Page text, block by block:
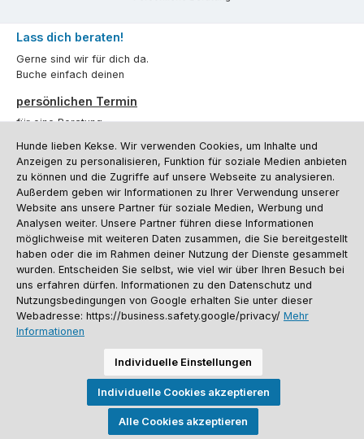
Lass dich beraten!
Gerne sind wir für dich da.
Buche einfach deinen
persönlichen Termin
für eine Beratung.
Oder über unserKontaktformular.
Vertrag widerrufen
Kundenservice
Informationen
Social Media und Kontakt
Versandinformationen
Batterieentsorgung
Warenrücksendung Sporthund Katalog
Alle Preise inkl. gesetzl. Mehrwertsteuer zzgl.Versandkosten
anders angegeben. Preise vor dem Login werden in Euro (DE) angezeigt.
Streichpreise = UVP-Preise. Abbildungen ähnlich. Änderungen
vorbehalten.
© 2026 Sporthund - Alle Rechte vorbehalten. Theme by
Hunde lieben Kekse. Wir verwenden Cookies, um Inhalte und
Anzeigen zu personalisieren, Funktion für soziale Medien anbieten
zu können und die Zugriffe auf unsere Webseite zu analysieren.
Außerdem geben wir Informationen zu Ihrer Verwendung unserer
Website ans unsere Partner für soziale Medien, Werbung und
Analysen weiter. Unsere Partner führen diese Informationen
möglichweise mit weiteren Daten zusammen, die Sie bereitgestellt
haben oder die im Rahmen deiner Nutzung der Dienste gesammelt
wurden. Entscheiden Sie selbst, wie viel wir über Ihren Besuch bei
uns erfahren dürfen. Informationen zu den Datenschutz und
Nutzungsbedingungen von Google erhalten Sie unter dieser
Webadresse: https://business.safety.google/privacy/ Mehr
Informationen
Individuelle Einstellungen
Individuelle Cookies akzeptieren
Alle Cookies akzeptieren